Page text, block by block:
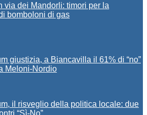
via dei Mandorli: timori per la
bomboloni di gas
giustizia, a Biancavilla il 61% di “no”
Meloni-Nordio
il risveglio della politica locale: due
“Sì-No”